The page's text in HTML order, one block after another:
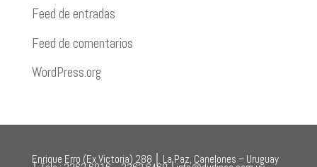
Feed de entradas
Feed de comentarios
WordPress.org
Enrique Erro (Ex Victoria) 288 │ La Paz, Canelones – Uruguay